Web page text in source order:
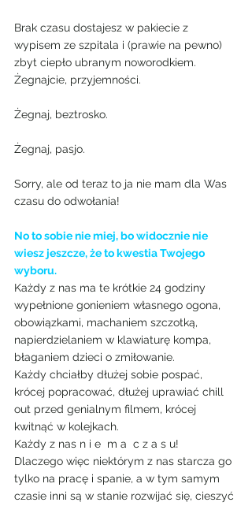
Brak czasu dostajesz w pakiecie z
wypisem ze szpitala i (prawie na pewno)
zbyt ciepło ubranym noworodkiem.
Żegnajcie, przyjemności.
Żegnaj, beztrosko.
Żegnaj, pasjo.
Sorry, ale od teraz to ja nie mam dla Was
czasu do odwołania!
No to sobie nie miej, bo widocznie nie
wiesz jeszcze, że to kwestia Twojego
wyboru.
Każdy z nas ma te krótkie 24 godziny
wypełnione gonieniem własnego ogona,
obowiązkami, machaniem szczotką,
napierdzielaniem w klawiaturę kompa,
błaganiem dzieci o zmiłowanie.
Każdy chciałby dłużej sobie pospać,
krócej popracować, dłużej uprawiać chill
out przed genialnym filmem, krócej
kwitnąć w kolejkach.
Każdy z nas n i e  m a  c z a s u!
Dlaczego więc niektórym z nas starcza go
tylko na pracę i spanie, a w tym samym
czasie inni są w stanie rozwijać się, cieszyć